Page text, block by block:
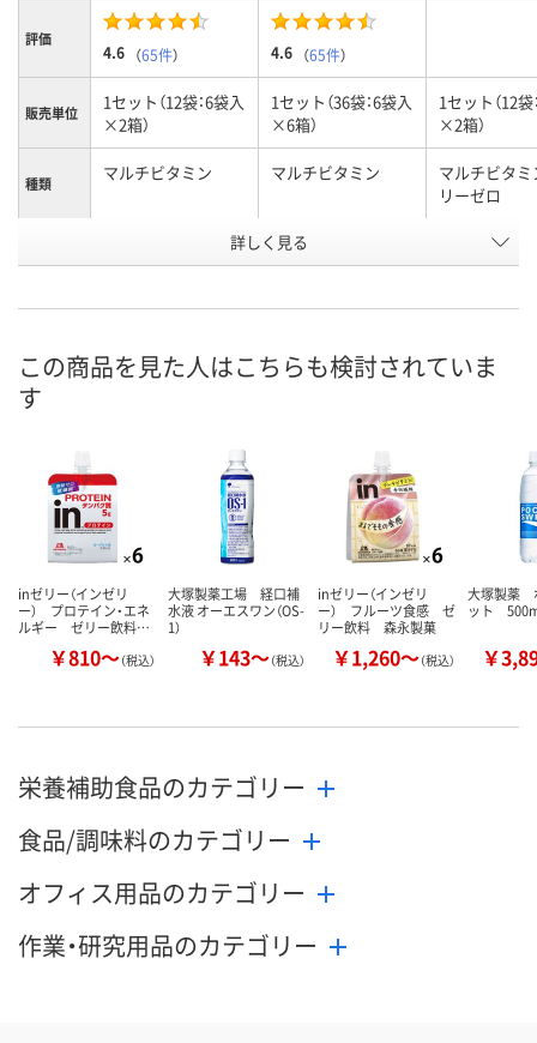
評価
4.6 （65件） 4.6 （65件）
販売単位
1セット（12袋：6袋入
×2箱）
1セット（36袋：6袋入
×6箱）
1セット（12袋
×2箱）
種類 マルチビタミン マルチビタミン
マルチビタ
リーゼロ
NA86779 XK64373
8月7日（金）
カゴへ カ
詳しく見る
この商品を見た人はこちらも検討されていま
す
inゼリー（インゼリ
ー） プロテイン・エネ
ルギー ゼリー飲料…
￥810～（税込）
大塚製薬工場 経口補
水液 オーエスワン（OS-
1）
￥143～（税込）
inゼリー（インゼリ
ー） フルーツ食感 ゼ
リー飲料 森永製菓
￥1,260～（税込）
大塚製薬
ット
￥
栄養補助食品のカテゴリー
食品/調味料のカテゴリー
オフィス用品のカテゴリー
作業・研究用品のカテゴリー